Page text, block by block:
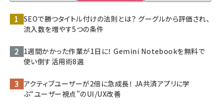
SEOで勝つタイトル付けの法則とは？ グーグルから評価され、
流入数を増やす5つの条件
1週間かかった作業が1日に！ Gemini Notebookを無料で
使い倒す活用術8選
アクティブユーザーが2倍に急成長！ JA共済アプリに学
ぶ“ユーザー視点”のUI/UX改善